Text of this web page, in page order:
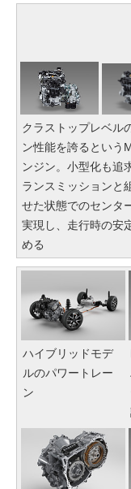
クラストップレベル
ン性能を誇るという
ンジン。小型化も追
ランスミッションと
せた状態でのセンタ
実現し、走行時の安
める
ハイブリッドモデ
ルのパワートレー
ン